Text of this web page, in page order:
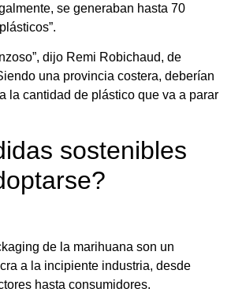
se generaban hasta 70
dijo Remi Robichaud, de
una provincia costera, deberían
la cantidad de plástico que va a parar
sostenibles
de la marihuana son un
a la incipiente industria, desde
hasta consumidores.